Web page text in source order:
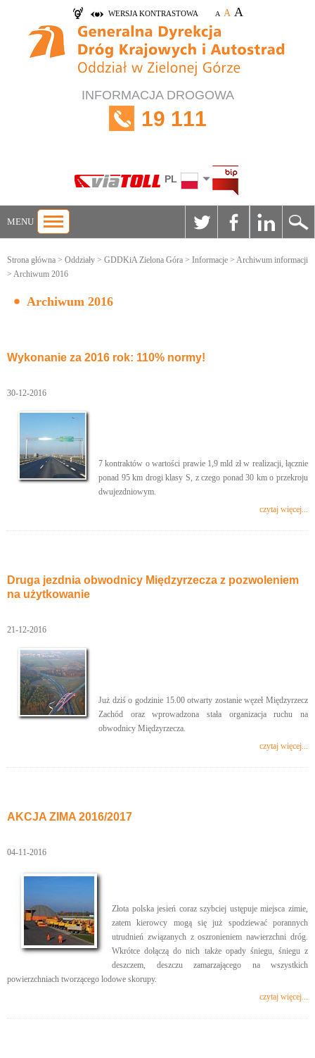
WERSJA KONTRASTOWA A A A
INFORMACJA DROGOWA
19 111
PL
MENU
Strona główna > Oddziały > GDDKiA Zielona Góra > Informacje > Archiwum informacji
> Archiwum 2016
Archiwum 2016
Wykonanie za 2016 rok: 110% normy!
30-12-2016
7 kontraktów o wartości prawie 1,9 mld zł w realizacji, łącznie
ponad 95 km drogi klasy S, z czego ponad 30 km o przekroju
dwujezdniowym.
czytaj więcej...
Druga jezdnia obwodnicy Międzyrzecza z pozwoleniem
na użytkowanie
21-12-2016
Już dziś o godzinie 15.00 otwarty zostanie węzeł Międzyrzecz
Zachód oraz wprowadzona stała organizacja ruchu na
obwodnicy Międzyrzecza.
czytaj więcej...
AKCJA ZIMA 2016/2017
04-11-2016
Złota polska jesień coraz szybciej ustępuje miejsca zimie,
zatem kierowcy mogą się już spodziewać porannych
utrudnień związanych z oszronieniem nawierzchni dróg.
Wkrótce dołączą do nich także opady śniegu, śniegu z
deszczem, deszczu zamarzającego na wszystkich
powierzchniach tworzącego lodowe skorupy.
czytaj więcej...